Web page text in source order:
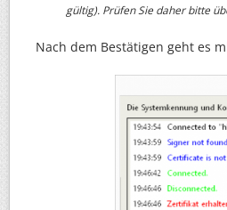
gültig). Prüfen Sie daher bitte
Nach dem Bestätigen geht es